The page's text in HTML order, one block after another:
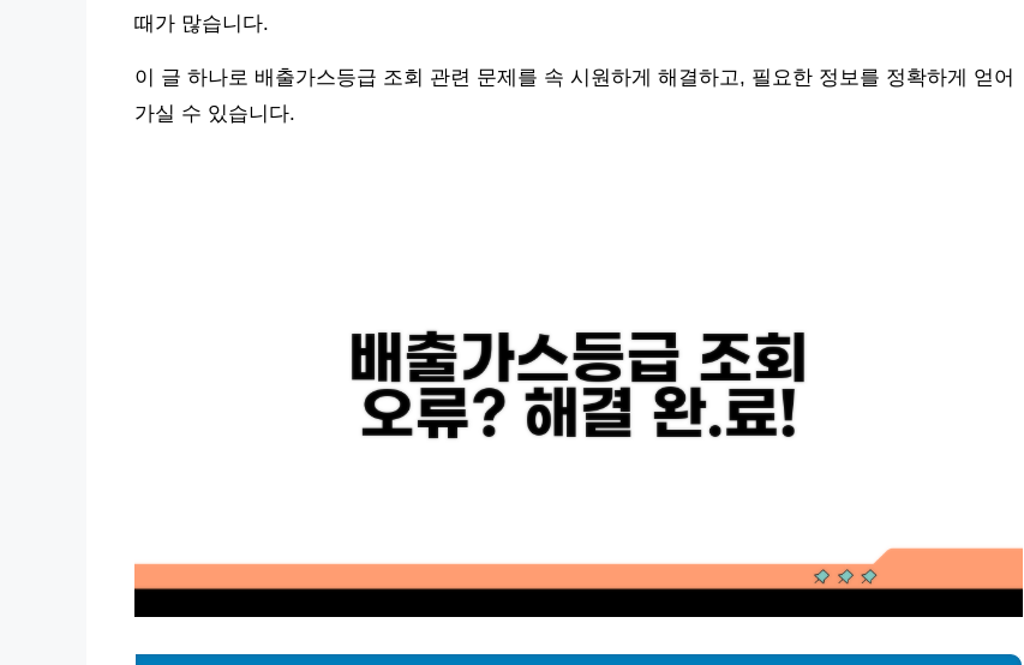
때가 많습니다.
이 글 하나로 배출가스등급 조회 관련 문제를 속 시원하게 해결하고, 필요한 정보를 정확하게 얻어
가실 수 있습니다.